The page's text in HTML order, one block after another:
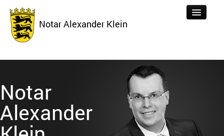
Notar Alexander Klein
Aktuelles
Über uns
Formulare
Alexander
Notar